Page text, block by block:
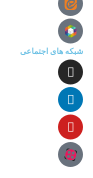
شبکه های اجتماعی